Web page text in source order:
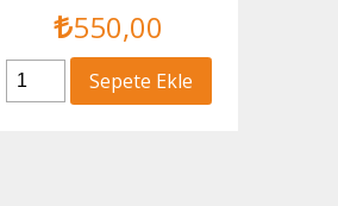
550,00
Sepete Ekle